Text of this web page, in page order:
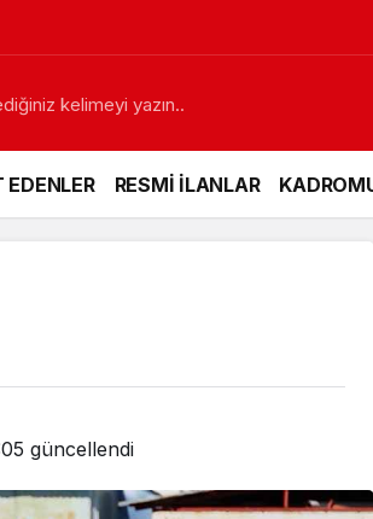
EDENLER RESMİ İLANLAR
güncellendi